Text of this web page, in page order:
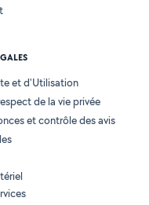
et d'Utilisation
de la vie privée
et contrôle des avis